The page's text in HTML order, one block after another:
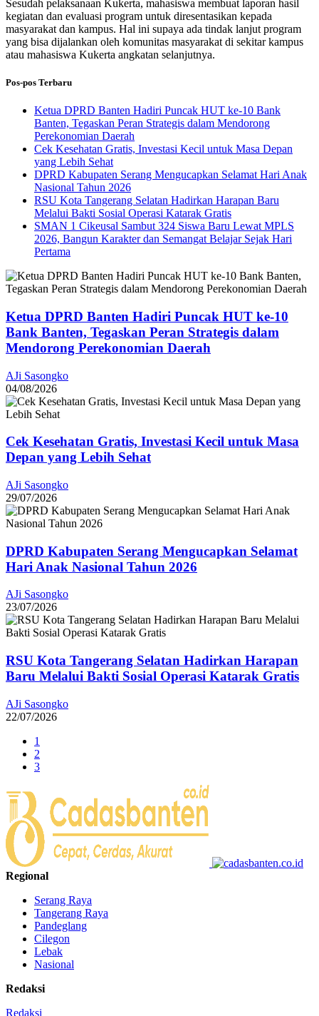
Sesudah pelaksanaan Kukerta, mahasiswa membuat laporan hasil
kegiatan dan evaluasi program untuk diresentasikan kepada
masyarakat dan kampus. Hal ini supaya ada tindak lanjut program
yang bisa dijalankan oleh komunitas masyarakat di sekitar kampus
atau mahasiswa Kukerta angkatan selanjutnya.
Pos-pos Terbaru
Ketua DPRD Banten Hadiri Puncak HUT ke-10 Bank
Banten, Tegaskan Peran Strategis dalam Mendorong
Perekonomian Daerah
Cek Kesehatan Gratis, Investasi Kecil untuk Masa Depan
yang Lebih Sehat
DPRD Kabupaten Serang Mengucapkan Selamat Hari Anak
Nasional Tahun 2026
RSU Kota Tangerang Selatan Hadirkan Harapan Baru
Melalui Bakti Sosial Operasi Katarak Gratis
SMAN 1 Cikeusal Sambut 324 Siswa Baru Lewat MPLS
2026, Bangun Karakter dan Semangat Belajar Sejak Hari
Pertama
Ketua DPRD Banten Hadiri Puncak HUT ke-10
Bank Banten, Tegaskan Peran Strategis dalam
Mendorong Perekonomian Daerah
AJi Sasongko
04/08/2026
Cek Kesehatan Gratis, Investasi Kecil untuk Masa
Depan yang Lebih Sehat
AJi Sasongko
29/07/2026
DPRD Kabupaten Serang Mengucapkan Selamat
Hari Anak Nasional Tahun 2026
AJi Sasongko
23/07/2026
RSU Kota Tangerang Selatan Hadirkan Harapan
Baru Melalui Bakti Sosial Operasi Katarak Gratis
AJi Sasongko
22/07/2026
1
2
3
Regional
Serang Raya
Tangerang Raya
Pandeglang
Cilegon
Lebak
Nasional
Redaksi
Redaksi